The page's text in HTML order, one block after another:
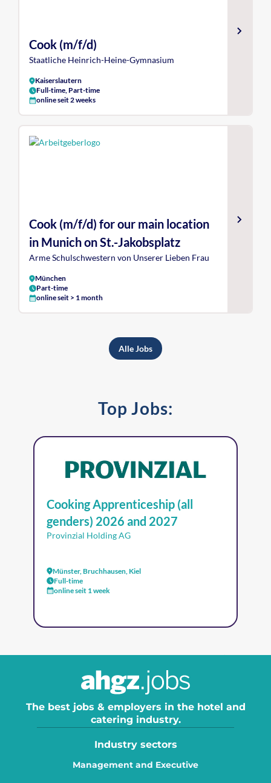
Cook (m/f/d)
Staatliche Heinrich-Heine-Gymnasium
Kaiserslautern
Full-time, Part-time
online seit 2 weeks
Cook (m/f/d) for our main location
in Munich on St.-Jakobsplatz
Arme Schulschwestern von Unserer Lieben Frau
München
Part-time
online seit > 1 month
Alle Jobs
Top Jobs:
Cooking Apprenticeship (all
genders) 2026 and 2027
Provinzial Holding AG
Münster, Bruchhausen, Kiel
Full-time
online seit 1 week
The best jobs & employers in the hotel and
catering industry.
Industry sectors
Management and Executive